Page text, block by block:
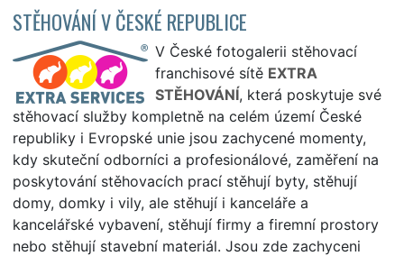
STĚHOVÁNÍ V ČESKÉ REPUBLICE
V České fotogalerii stěhovací
franchisové sítě EXTRA
STĚHOVÁNÍ, která poskytuje své
stěhovací služby kompletně na celém území České
republiky i Evropské unie jsou zachycené momenty,
kdy skuteční odborníci a profesionálové, zaměření na
poskytování stěhovacích prací stěhují byty, stěhují
domy, domky i vily, ale stěhují i kanceláře a
kancelářské vybavení, stěhují firmy a firemní prostory
nebo stěhují stavební materiál. Jsou zde zachyceni